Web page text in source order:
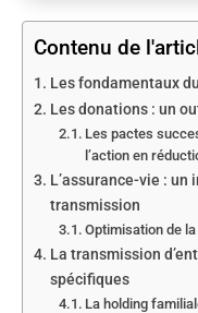
Contenu de
Les fondamentaux
Les donations : un
Les pactes
l’action en
L’assurance-vie :
transmission
Optimisation de
La transmission
spécifiques
La holding